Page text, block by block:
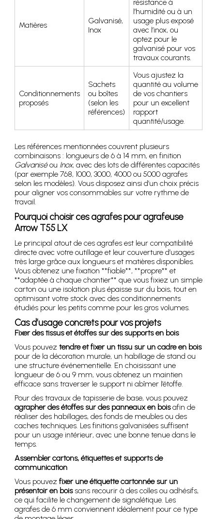
Matières
Galvanisé,
Inox
résistance à
l’humidité ou à un
usage plus exposé
avec l’inox, ou
optez pour le
galvanisé pour vos
travaux courants.
Conditionnements
proposés
Sachets
ou boîtes
(selon les
références)
Vous ajustez la
quantité au volume
de vos chantiers
pour un excellent
rapport
quantité/usage.
Les références mentionnées couvrent plusieurs
combinaisons : longueurs de 6 à 14 mm, en finition
Galvaniséou Inox, avec des lots de différentes capacités
(par exemple 768, 1000, 3000, 4000 ou 5000 agrafes
selon les modèles). Vous disposez ainsi d’un choix précis
pour aligner vos consommables sur votre rythme de
travail.
Pourquoi choisir ces agrafes pour agrafeuse
Arrow T55 LX
Le principal atout de ces agrafes est leur compatibilité
directe avec votre outillage et leur couverture d’usages
très large grâce aux longueurs et matières disponibles.
Vous obtenez une fixation **fiable**, **propre** et
**adaptée à chaque chantier** que vous fixiez un simple
carton ou une isolation plus épaisse sur du bois, tout en
optimisant votre stock avec des conditionnements
étudiés pour les petits comme pour les gros volumes.
Cas d’usage concrets pour vos projets
Fixer des tissus et étoffes sur des supports en bois
Vous pouvez tendre et fixer un tissu sur un cadre en bois
pour de la décoration murale, un habillage de stand ou
une structure événementielle. En choisissant une
longueur de 6 ou 9 mm, vous obtenez un maintien
efficace sans traverser le support ni abîmer l’étoffe.
Pour des travaux de tapisserie de base, vous pouvez
agrapher des étoffes sur des panneaux en boisafin de
réaliser des habillages, des fonds de meubles ou des
caches techniques. Les finitions galvanisées suffisent
pour un usage intérieur, avec une bonne tenue dans le
temps.
Assembler cartons, étiquettes et supports de
communication
Vous pouvez fixer une étiquette cartonnée sur un
présentoir en boissans recourir à des colles ou adhésifs,
ce qui facilite le changement de signalétique. Les
agrafes de 6 mm conviennent idéalement pour ce type